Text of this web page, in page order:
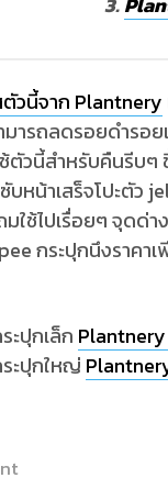
วนี้จาก Plantnery
ารถลดรอยดำรอย
ตัวนี้สำหรับคืนรีบ
บหน้าเสร็จโปะตัว
มใช้ไปเรื่อยๆ จุดด่
กระปุกนึงราคา
ะปุกเล็ก
ะปุกใหญ่